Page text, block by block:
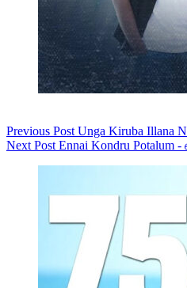
Previous Post Unga Kiruba Illana
NextPost Ennai Kondru